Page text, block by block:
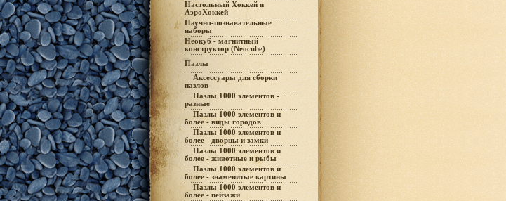
Настольный Хоккей и
АэроХоккей
Научно-познавательные
наборы
Неокуб - магнитный
конструктор (Neocube)
Пазлы
Аксессуары для сборки
пазлов
Пазлы 1000 элементов -
разные
Пазлы 1000 элементов и
более - виды городов
Пазлы 1000 элементов и
более - дворцы и замки
Пазлы 1000 элементов и
более - животные и рыбы
Пазлы 1000 элементов и
более - знаменитые картины
Пазлы 1000 элементов и
более - пейзажи